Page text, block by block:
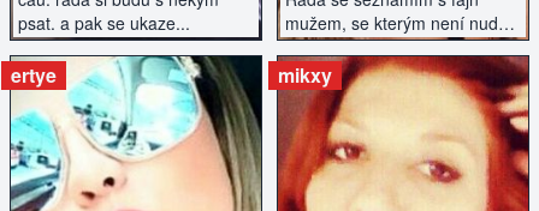
psat. a pak se ukaze...
mužem, se kterým není nuda
.)
ertye
ZOBRAZIT INZERÁT
mikxy
ZOBRAZIT INZERÁT